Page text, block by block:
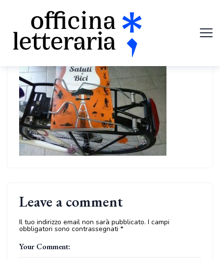
Leave a comment
Il tuo indirizzo email non sarà pubblicato. I campi
obbligatori sono contrassegnati *
Your Comment: